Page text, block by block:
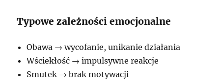
Typowe zależności emocjonalne
Obawa → wycofanie, unikanie działania
Wściekłość → impulsywne reakcje
Smutek → brak motywacji